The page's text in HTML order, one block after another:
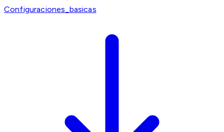
Configuraciones_basicas